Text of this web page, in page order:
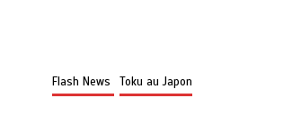
Flash News Toku au Japon